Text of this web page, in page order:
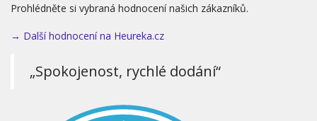
Prohlédněte si vybraná hodnocení našich zákazníků.
→ Další hodnocení na Heureka.cz
„Spokojenost, rychlé dodání“